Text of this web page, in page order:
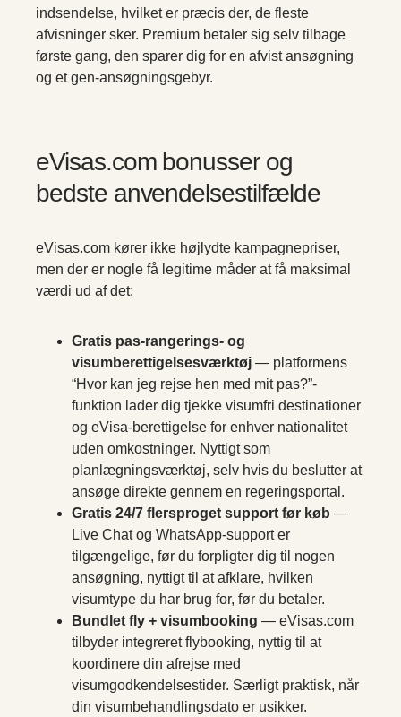
indsendelse, hvilket er præcis der, de fleste
afvisninger sker. Premium betaler sig selv tilbage
første gang, den sparer dig for en afvist ansøgning
og et gen-ansøgningsgebyr.
eVisas.com bonusser og
bedste anvendelsestilfælde
eVisas.com kører ikke højlydte kampagnepriser,
men der er nogle få legitime måder at få maksimal
værdi ud af det:
Gratis pas-rangerings- og
visumberettigelsesværktøj — platformens
“Hvor kan jeg rejse hen med mit pas?”-
funktion lader dig tjekke visumfri destinationer
og eVisa-berettigelse for enhver nationalitet
uden omkostninger. Nyttigt som
planlægningsværktøj, selv hvis du beslutter at
ansøge direkte gennem en regeringsportal.
Gratis 24/7 flersproget support før køb —
Live Chat og WhatsApp-support er
tilgængelige, før du forpligter dig til nogen
ansøgning, nyttigt til at afklare, hvilken
visumtype du har brug for, før du betaler.
Bundlet fly + visumbooking — eVisas.com
tilbyder integreret flybooking, nyttig til at
koordinere din afrejse med
visumgodkendelsestider. Særligt praktisk, når
din visumbehandlingsdato er usikker.